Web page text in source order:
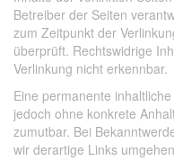
Betreiber der Seiten
zum Zeitpunkt der
überprüft. Rechtswidrige
Verlinkung nicht erkennbar.
Eine permanente
jedoch ohne konkrete
zumutbar. Bei
wir derartige Links